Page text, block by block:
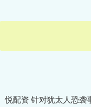
悦配资 针对犹太人恐袭